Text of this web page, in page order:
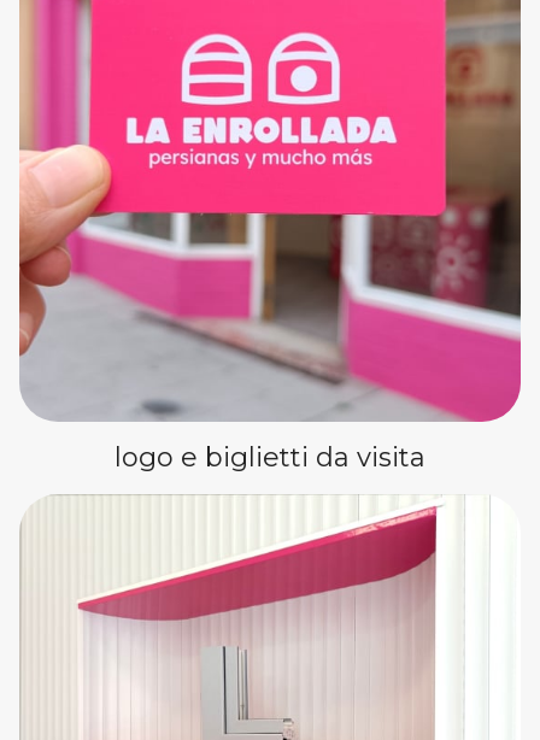
logo e biglietti da visita